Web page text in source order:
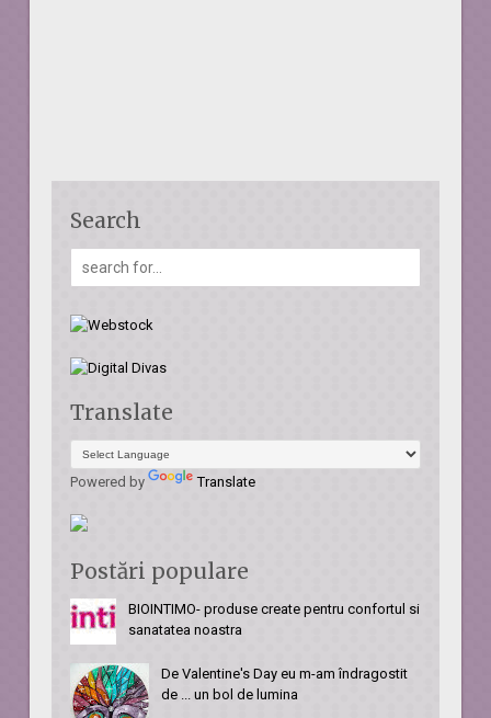
Search
Translate
Powered by Translate
Postări populare
BIOINTIMO- produse create pentru confortul si
sanatatea noastra
De Valentine's Day eu m-am îndragostit
de ... un bol de lumina